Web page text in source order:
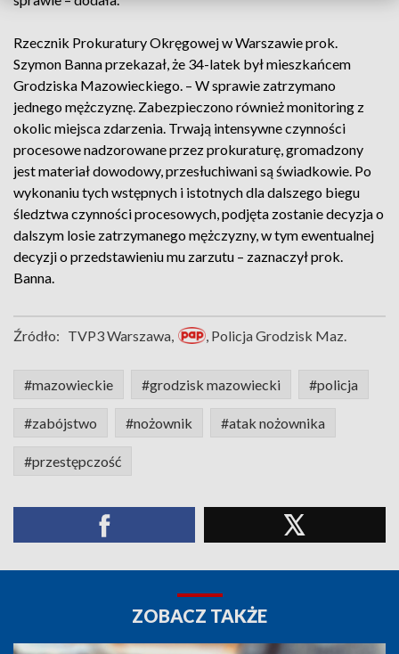
Rzecznik Prokuratury Okręgowej w Warszawie prok.
Szymon Banna przekazał, że 34-latek był mieszkańcem
Grodziska Mazowieckiego. – W sprawie zatrzymano
jednego mężczyznę. Zabezpieczono również monitoring z
okolic miejsca zdarzenia. Trwają intensywne czynności
procesowe nadzorowane przez prokuraturę, gromadzony
jest materiał dowodowy, przesłuchiwani są świadkowie. Po
wykonaniu tych wstępnych i istotnych dla dalszego biegu
śledztwa czynności procesowych, podjęta zostanie decyzja o
dalszym losie zatrzymanego mężczyzny, w tym ewentualnej
decyzji o przedstawieniu mu zarzutu – zaznaczył prok.
Banna.
Źródło: TVP3 Warszawa, , Policja Grodzisk Maz.
#mazowieckie #grodzisk mazowiecki #policja
#zabójstwo #nożownik #atak nożownika
#przestępczość
ZOBACZ TAKŻE